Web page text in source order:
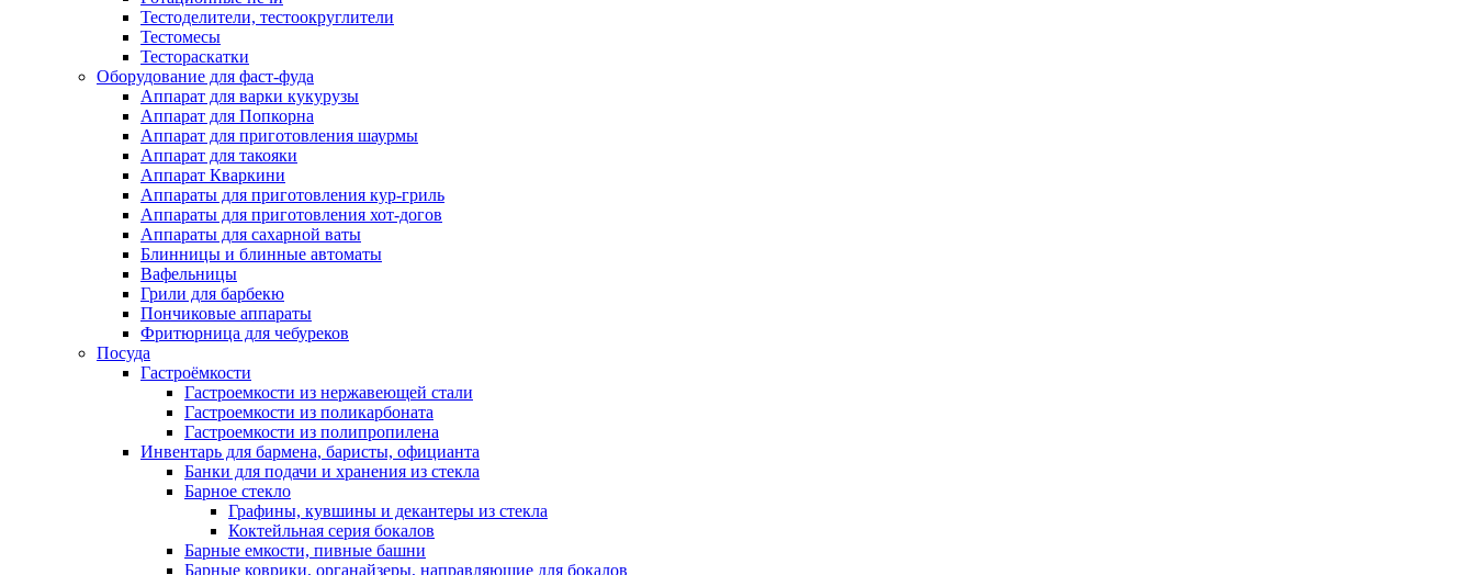
Тестоделители, тестоокруглители
Тестомесы
Тестораскатки
Оборудование для фаст-фуда
Аппарат для варки кукурузы
Аппарат для Попкорна
Аппарат для приготовления шаурмы
Аппарат для такояки
Аппарат Кваркини
Аппараты для приготовления кур-гриль
Аппараты для приготовления хот-догов
Аппараты для сахарной ваты
Блинницы и блинные автоматы
Вафельницы
Грили для барбекю
Пончиковые аппараты
Фритюрница для чебуреков
Посуда
Гастроёмкости
Гастроемкости из нержавеющей стали
Гастроемкости из поликарбоната
Гастроемкости из полипропилена
Инвентарь для бармена, баристы, официанта
Банки для подачи и хранения из стекла
Барное стекло
Графины, кувшины и декантеры из стекла
Коктейльная серия бокалов
Барные емкости, пивные башни
Барные коврики, органайзеры, направляющие для бокалов